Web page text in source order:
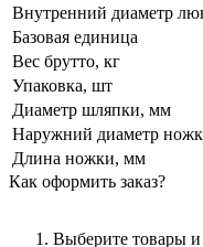
Внутренний диаметр
Базовая единица
Вес брутто, кг
Упаковка, шт
Диаметр шляпки, мм
Наружний диаметр
Длина ножки, мм
Как оформить заказ?
Выберите товары и